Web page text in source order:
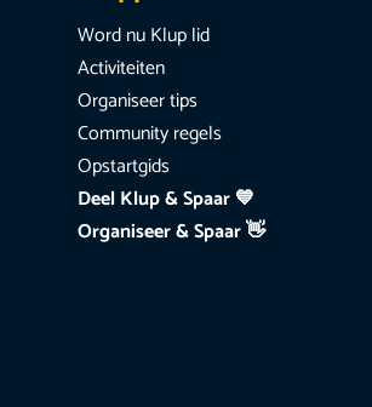
Word nu Klup lid
Activiteiten
Organiseer tips
Community regels
Opstartgids
Deel Klup & Spaar 💙
Organiseer & Spaar 👋